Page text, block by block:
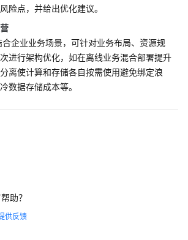
险点，并给出优化建议。
企业业务场景，可针对业务布局、资源规
进行架构优化，如在离线业务混合部署提升
离使计算和存储各自按需使用避免绑定浪
数据存储成本等。
助？
供反馈